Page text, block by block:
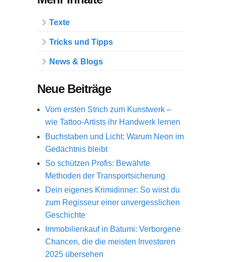
Texte
Tricks und Tipps
News & Blogs
Neue Beiträge
Vom ersten Strich zum Kunstwerk –
wie Tattoo-Artists ihr Handwerk lernen
Buchstaben und Licht: Warum Neon im
Gedächtnis bleibt
So schützen Profis: Bewährte
Methoden der Transportsicherung
Dein eigenes Krimidinner: So wirst du
zum Regisseur einer unvergesslichen
Geschichte
Immobilienkauf in Batumi: Verborgene
Chancen, die die meisten Investoren
2025 übersehen